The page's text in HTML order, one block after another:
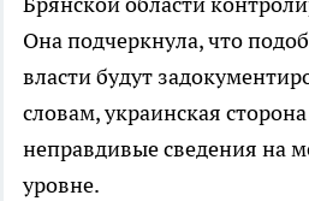
Она подчеркнула, что
власти будут
словам, украинская
неправдивые сведения на
уровне.